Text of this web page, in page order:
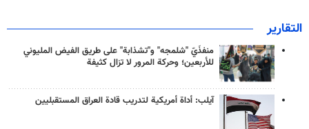
التقارير
منفذَيّ "شلمجه" و"تشذابة" على طريق الفيض المليوني
للأربعين؛ وحركة المرور لا تزال كثيفة
آيلب: أداة أمريكية لتدريب قادة العراق المستقبليين